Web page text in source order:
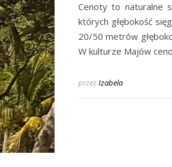
Cenoty to naturalne
których głębokość
20/50 metrów
W kulturze Majów
przezIzabela